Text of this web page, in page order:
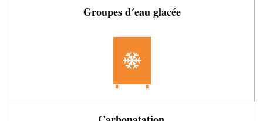
Groupes d´eau glacée